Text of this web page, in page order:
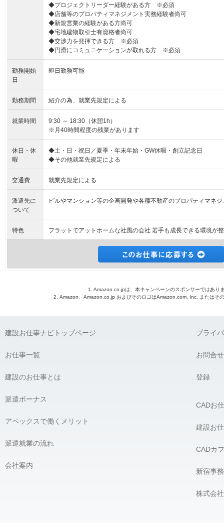
◆プロジェクトリーダー経験がある方 ※必須
◆店舗等のプロパティマネジメント実務経験者尚可
◆新規営業の経験がある方尚可
◆宅地建物取引士有資格者尚可
◆交渉力を発揮できる方 ※必須
◆円滑にコミュニケーションが取れる方 ※必須
勤務開始
日
即日勤務可能
勤務期間 紹介の為、就業先規定による
就業時間
9:30 ～ 18:30（休憩1h）
※月40時間程度の残業があります
休日・休
暇
◆土・日・祝日／夏季・年末年始・GW休暇・創立記念日
◆その他就業先規定による
交通費 就業先規定による
派遣先に
ついて
ビルやマンション等の企画開発や各種不動産のプロパティマネ
特色 フラットでアットホームな社風の会社 若手も成長できる環境が
1. Amazon.co.jpは、本キャンペーンのスポンサーではあり
2. Amazon、Amazon.co.jp およびそのロゴはAmazon.com, Inc. またはそ
建設お仕事ナビトップページ
お仕事一覧
建設のお仕事とは
派遣ボーナス
アペックスで働くメリット
派遣就業の流れ
会社案内
プライ
お問合せ
登録
CADお
建設お
CADカ
新宿事
株式会